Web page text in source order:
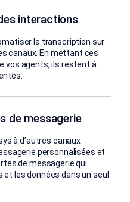
interactions
la transcription sur
canaux. En mettant ces
vos agents, ils restent à
de messagerie
à d’autres canaux
personnalisées et
de messagerie qui
les données dans un seul